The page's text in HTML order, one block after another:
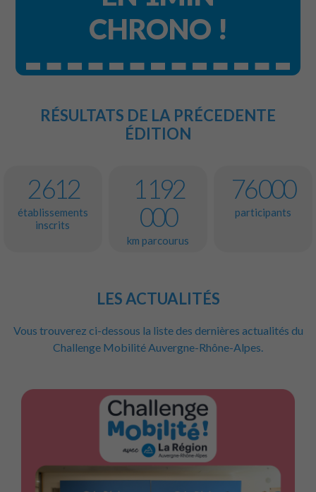
CHRONO !
RÉSULTATS DE LA PRÉCEDENTE
ÉDITION
2 612
établissements
inscrits
1 192
000
km parcourus
76 000
participants
LES ACTUALITÉS
Vous trouverez ci-dessous la liste des dernières actualités du
Challenge Mobilité Auvergne-Rhône-Alpes.